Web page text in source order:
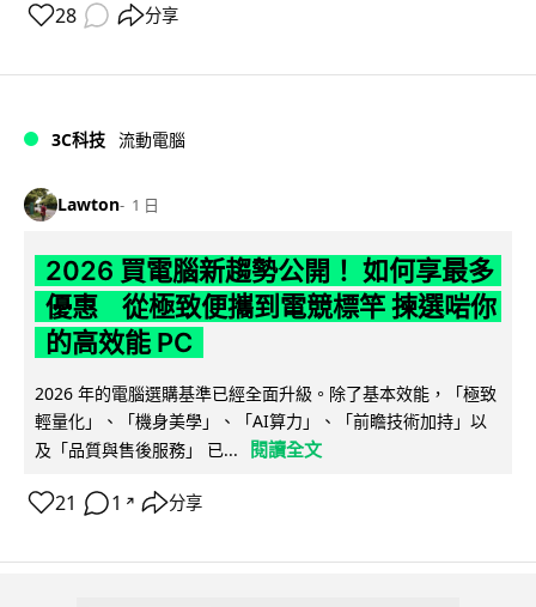
28 分享
3C科技 流動電腦
Lawton 1 日
2026 買電腦新趨勢公開！ 如何享最多
優惠 從極致便攜到電競標竿 揀選啱你
的高效能 PC
2026 年的電腦選購基準已經全面升級。除了基本效能，「極致
輕量化」、「機身美學」、「AI算力」、「前瞻技術加持」以
及「品質與售後服務」 已...
閱讀全文
21 1 ↗ 分享